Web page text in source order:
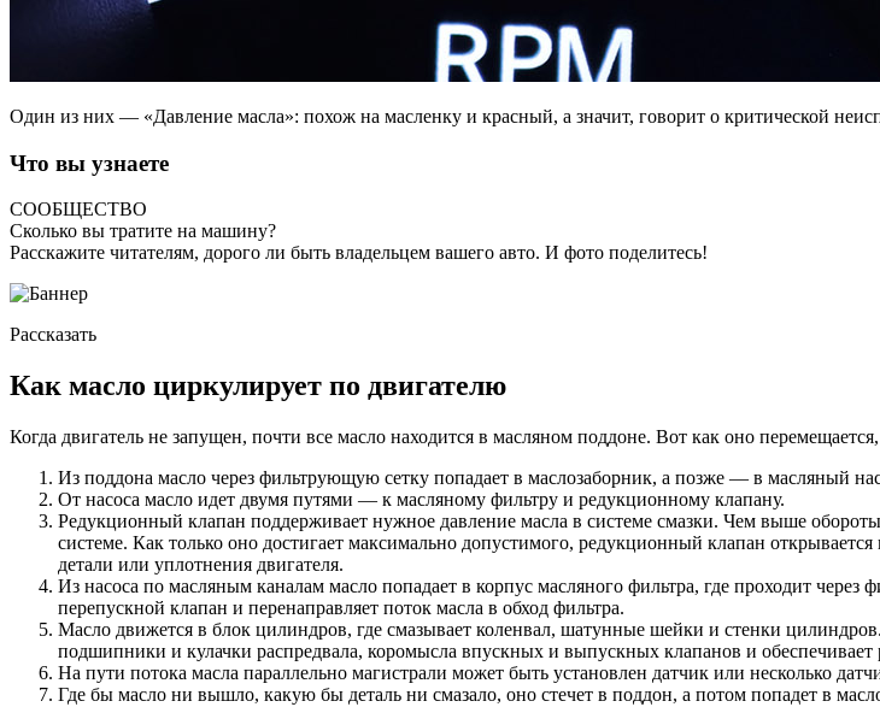
Один из них — «Давление масла»: похож на масленку и красный, а значит, говорит о критической
Что вы узнаете
СООБЩЕСТВО
Сколько вы тратите на машину?
Расскажите читателям, дорого ли быть владельцем вашего авто. И фото поделитесь!
Рассказать
Как масло циркулирует по двигателю
Когда двигатель не запущен, почти все масло находится в масляном поддоне. Вот как оно перемещается,
Из поддона масло через фильтрующую сетку попадает в маслозаборник, а позже — в масляный
От насоса масло идет двумя путями — к масляному фильтру и редукционному клапану.
Редукционный клапан поддерживает нужное давление масла в системе смазки. Чем выше
системе. Как только оно достигает максимально допустимого, редукционный клапан
детали или уплотнения двигателя.
Из насоса по масляным каналам масло попадает в корпус масляного фильтра, где проходит
перепускной клапан и перенаправляет поток масла в обход фильтра.
Масло движется в блок цилиндров, где смазывает коленвал, шатунные шейки и стенки
подшипники и кулачки распредвала, коромысла впускных и выпускных клапанов и обеспечивает
На пути потока масла параллельно магистрали может быть установлен датчик или несколько
Где бы масло ни вышло, какую бы деталь ни смазало, оно стечет в поддон, а потом попадет в